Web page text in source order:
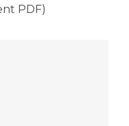
PDF)